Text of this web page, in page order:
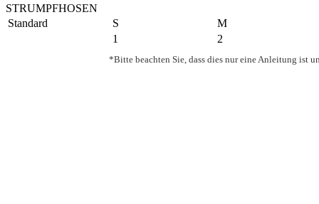
STRUMPFHOSEN
Standard
S
M
1
2
*Bitte beachten Sie, dass dies nur eine Anleitung ist